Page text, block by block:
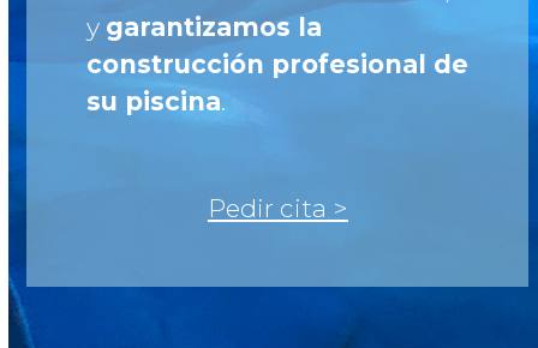
y garantizamos la
construcción profesional de
su piscina.
Pedir cita >